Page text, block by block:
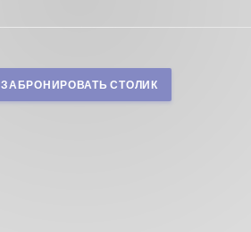
ЗАБРОНИРОВАТЬ СТОЛИК